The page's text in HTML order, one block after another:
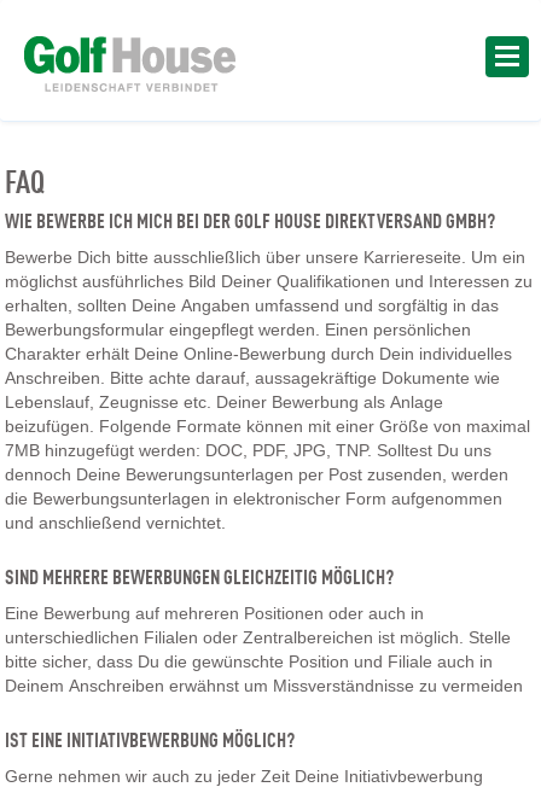
FAQ
WIE BEWERBE ICH MICH BEI DER GOLF HOUSE DIREKTVERSAND GMBH?
Bewerbe Dich bitte ausschließlich über unsere Karriereseite. Um ein
möglichst ausführliches Bild Deiner Qualifikationen und Interessen zu
erhalten, sollten Deine Angaben umfassend und sorgfältig in das
Bewerbungsformular eingepflegt werden. Einen persönlichen
Charakter erhält Deine Online-Bewerbung durch Dein individuelles
Anschreiben. Bitte achte darauf, aussagekräftige Dokumente wie
Lebenslauf, Zeugnisse etc. Deiner Bewerbung als Anlage
beizufügen. Folgende Formate können mit einer Größe von maximal
7MB hinzugefügt werden: DOC, PDF, JPG, TNP. Solltest Du uns
dennoch Deine Bewerungsunterlagen per Post zusenden, werden
die Bewerbungsunterlagen in elektronischer Form aufgenommen
und anschließend vernichtet.
SIND MEHRERE BEWERBUNGEN GLEICHZEITIG MÖGLICH?
Eine Bewerbung auf mehreren Positionen oder auch in
unterschiedlichen Filialen oder Zentralbereichen ist möglich. Stelle
bitte sicher, dass Du die gewünschte Position und Filiale auch in
Deinem Anschreiben erwähnst um Missverständnisse zu vermeiden
IST EINE INITIATIVBEWERBUNG MÖGLICH?
Gerne nehmen wir auch zu jeder Zeit Deine Initiativbewerbung